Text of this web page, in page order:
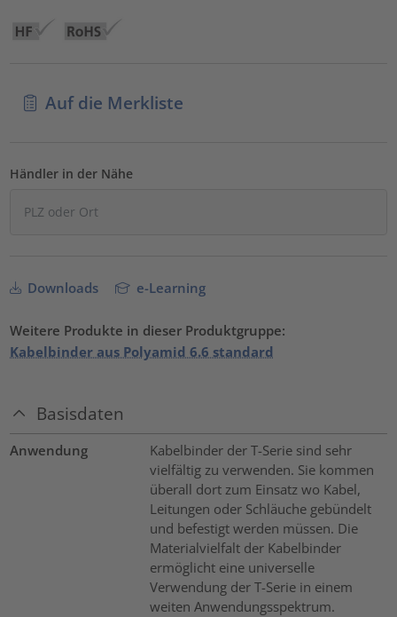
Auf die Merkliste
Händler in der Nähe
Downloads e-Learning
Weitere Produkte in dieser Produktgruppe:
Kabelbinder aus Polyamid 6.6 standard
Basisdaten
Anwendung
Kabelbinder der T-Serie sind sehr
vielfältig zu verwenden. Sie kommen
überall dort zum Einsatz wo Kabel,
Leitungen oder Schläuche gebündelt
und befestigt werden müssen. Die
Materialvielfalt der Kabelbinder
ermöglicht eine universelle
Verwendung der T-Serie in einem
weiten Anwendungsspektrum.